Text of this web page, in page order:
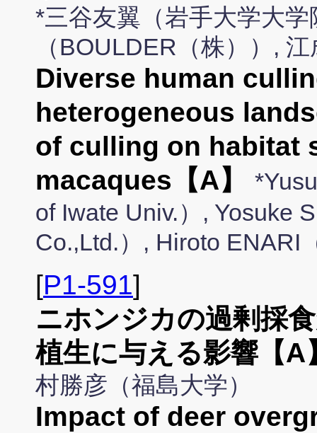
*三谷友翼（岩手大学大
（BOULDER（株））,
Diverse human
heterogeneous
of culling on habitat
macaques【A】
of Iwate Univ.）, Yosuke
Co.,Ltd.）, Hiroto ENARI
[P1-591]
ニホンジカの過剰採
植生に与える影響【A
村勝彦（福島大学）
Impact of deer